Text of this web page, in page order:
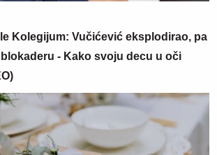
Kolegijum: Vučićević eksplodirao, pa
- Kako svoju decu u oči